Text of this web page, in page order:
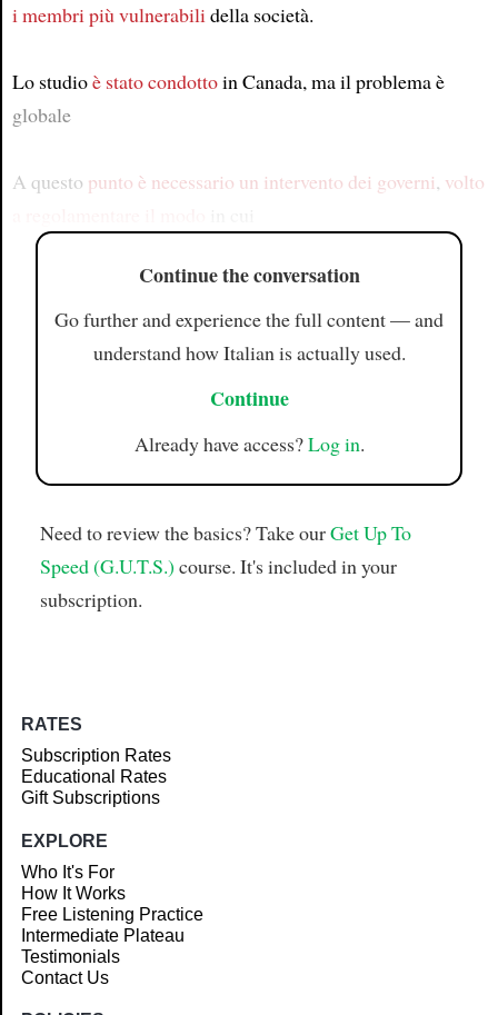
i membri più vulnerabilidella società.
Lo studioè stato condottoin Canada, ma il problema è
globale
A questo punto è necessario un intervento dei governi, volto
Continue the conversation
Go further and experience the full content — and
understand how Italian is actually used.
Continue
Already have access?Log in.
Need to review the basics? Take ourGet Up To
Speed (G.U.T.S.) course. It's included in your
subscription.
RATES
Subscription Rates
Educational Rates
Gift Subscriptions
EXPLORE
Who It's For
How It Works
Free Listening Practice
Intermediate Plateau
Testimonials
Contact Us